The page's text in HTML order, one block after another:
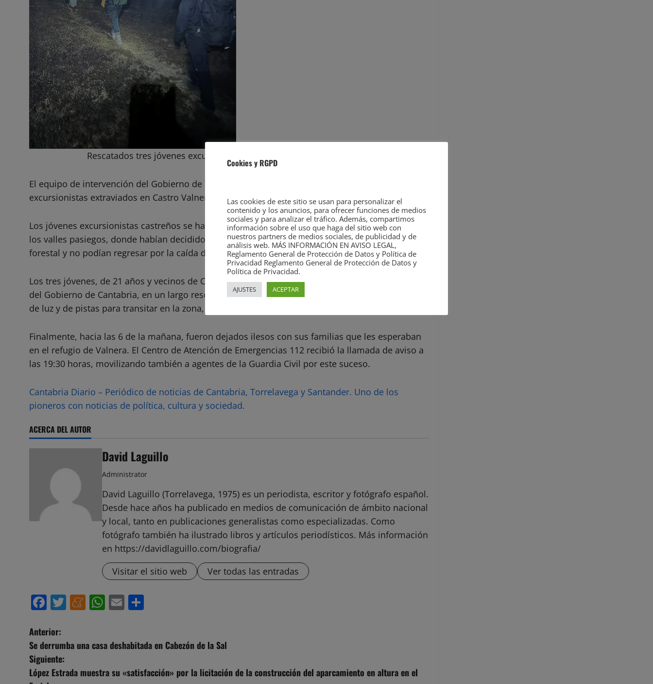
Rescatados tres jóvenes excursionistas extraviados en Castro Valnera
El equipo de intervención del Gobierno de Cantabria rescató ilesos anoche a tres jóvenes
excursionistas extraviados en Castro Valnera.
Los jóvenes excursionistas castreños se habían extraviado en la montaña de Castro Valnera, en
los valles pasiegos, donde habían decidido pernoctar, pero se vieron afectados por un incendio
forestal y no podían regresar por la caída de la noche y la peligrosidad del camino.
Los tres jóvenes, de 21 años y vecinos de Castro Urdiales, fueron guiados por los rescatadores
del Gobierno de Cantabria, en un largo rescate que se prolongó unas diez horas, debido a la falta
de luz y de pistas para transitar en la zona, además del humo producido por el incendio.
Finalmente, hacia las 6 de la mañana, fueron dejados ilesos con sus familias que les esperaban
en el refugio de Valnera. El Centro de Atención de Emergencias 112 recibió la llamada de aviso a
las 19:30 horas, movilizando también a agentes de la Guardia Civil por este suceso.
Cantabria Diario – Periódico de noticias de Cantabria, Torrelavega y Santander. Uno de los
pioneros con noticias de política, cultura y sociedad.
ACERCA DEL AUTOR
David Laguillo
Administrator
David Laguillo (Torrelavega, 1975) es un periodista, escritor y fotógrafo español.
Desde hace años ha publicado en medios de comunicación de ámbito nacional
y local, tanto en publicaciones generalistas como especializadas. Como
fotógrafo también ha ilustrado libros y artículos periodísticos. Más información
en https://davidlaguillo.com/biografia/
Visitar el sitio web
Ver todas las entradas
Facebook
Twitter
Meneame
WhatsApp
Email
N
a
v
Anterior:
Se derrumba una casa deshabitada en Cabezón de la Sal
Siguiente:
López Estrada muestra su «satisfacción» por la licitación de la construcción del aparcamiento en altura en el
Cookies y RGPD
Las cookies de este sitio se usan para personalizar el
contenido y los anuncios, para ofrecer funciones de medios
sociales y para analizar el tráfico. Además, compartimos
información sobre el uso que haga del sitio web con
nuestros partners de medios sociales, de publicidad y de
análisis web. MÁS INFORMACIÓN EN AVISO LEGAL,
Reglamento General de Protección de Datos y Política de
Privacidad Reglamento General de Protección de Datos y
Política de Privacidad.
AJUSTES ACEPTAR